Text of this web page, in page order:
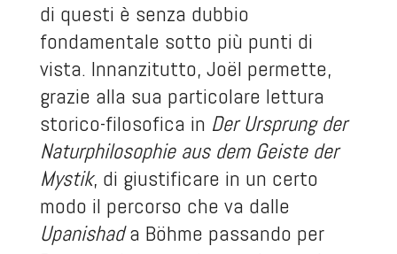
di questi è senza dubbio
fondamentale sotto più punti di
vista. Innanzitutto, Joël permette,
grazie alla sua particolare lettura
storico-filosofica in Der Ursprung der
Naturphilosophie aus dem Geiste der
Mystik, di giustificare in un certo
modo il percorso che va dalle
Upanishada Böhme passando per